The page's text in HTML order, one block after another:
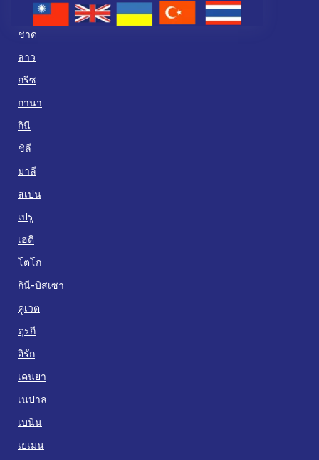
ชาด
ลาว
กรีซ
กานา
กินี
ชิลี
มาลี
สเปน
เปรู
เฮติ
โตโก
กินี-บิสเซา
คูเวต
ตุรกี
อิรัก
เคนยา
เนปาล
เบนิน
เยเมน